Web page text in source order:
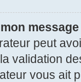
peut
validation
vous ait